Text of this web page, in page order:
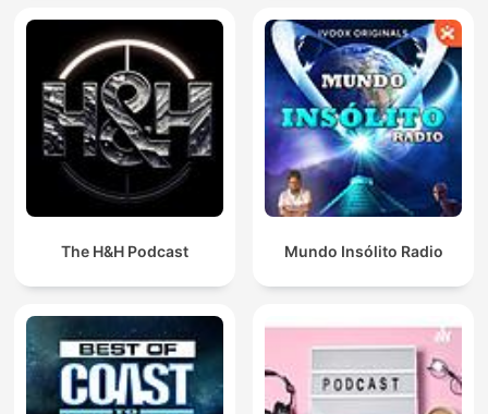
The H&H Podcast Mundo Insólito Radio